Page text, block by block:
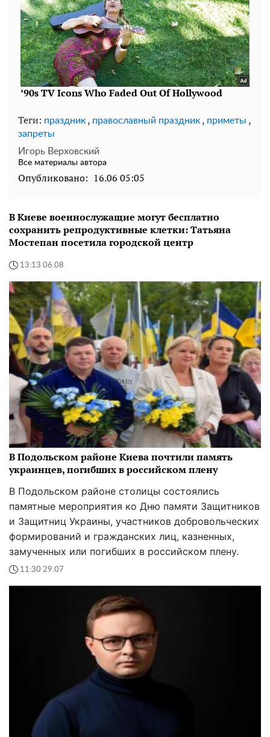
Теги: праздник , православный праздник , приметы ,
запреты
Игорь Верховский
Все материалы автора
Опубликовано: 16.06 05:05
В Киеве военнослужащие могут бесплатно
сохранить репродуктивные клетки: Татьяна
Мостепан посетила городской центр
13:13 06.08
В Подольском районе Киева почтили память
украинцев, погибших в российском плену
В Подольском районе столицы состоялись
памятные мероприятия ко Дню памяти Защитников
и Защитниц Украины, участников добровольческих
формирований и гражданских лиц, казненных,
замученных или погибших в российском плену.
11:30 29.07